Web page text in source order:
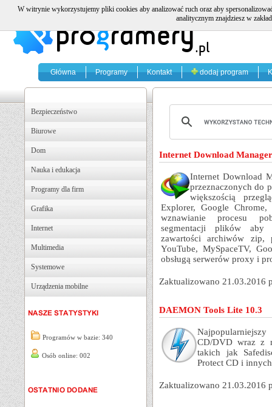
Główna Programy Kontakt dodaj program
Bezpieczeństwo
Biurowe
Dom
Nauka i edukacja
Programy dla firm
Grafika
Internet
Multimedia
Systemowe
Urządzenia mobilne
Programów w bazie: 340
Osób online: 002
Internet Download
Internet Download
przeznaczonych do
większością
Explorer, Google
wznawianie procesu
segmentacji plików aby
zawartości archiwów zip,
YouTube, MySpaceTV,
obsługą serwerów proxy i
Zaktualizowano 21.03.2016
DAEMON Tools Lite 10.3
CD/DVD wraz z
takich jak
Protect CD i
Zaktualizowano 21.03.2016
W witrynie wykorzystujemy pliki cookies aby analizować ruch oraz aby
analitycznym znajdziesz w